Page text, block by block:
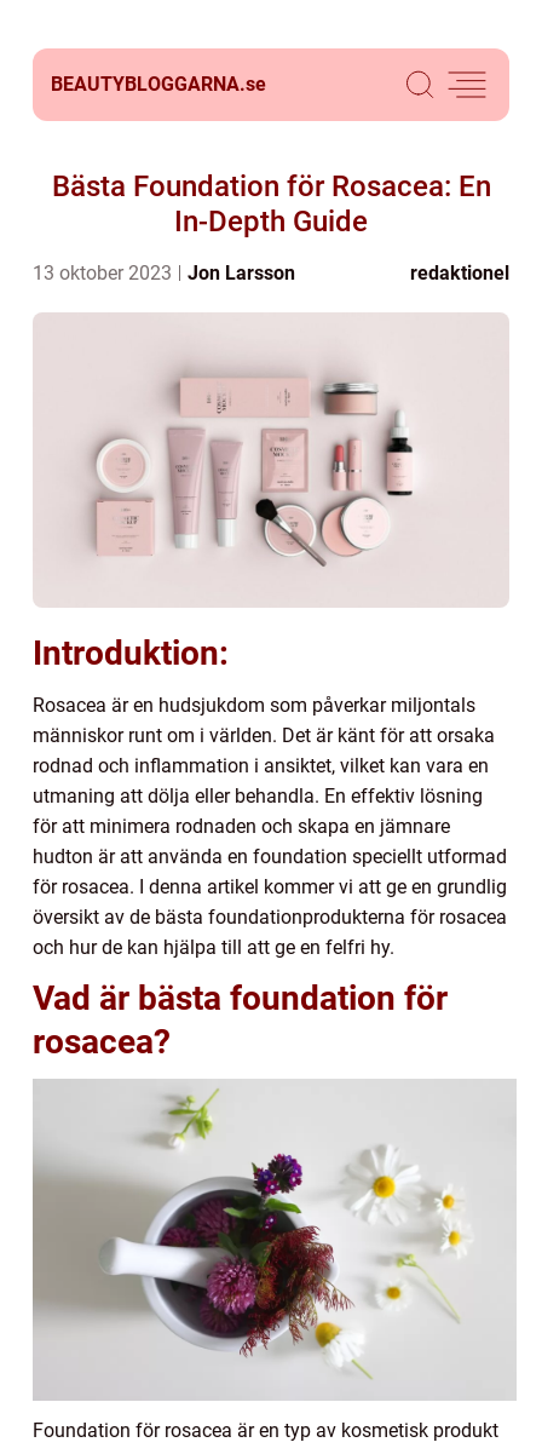
BEAUTYBLOGGARNA.se
Bästa Foundation för Rosacea: En
In-Depth Guide
13 oktober 2023 Jon Larsson redaktionel
Introduktion:
Rosacea är en hudsjukdom som påverkar miljontals
människor runt om i världen. Det är känt för att orsaka
rodnad och inflammation i ansiktet, vilket kan vara en
utmaning att dölja eller behandla. En effektiv lösning
för att minimera rodnaden och skapa en jämnare
hudton är att använda en foundation speciellt utformad
för rosacea. I denna artikel kommer vi att ge en grundlig
översikt av de bästa foundationprodukterna för rosacea
och hur de kan hjälpa till att ge en felfri hy.
Vad är bästa foundation för
rosacea?
Foundation för rosacea är en typ av kosmetisk produkt